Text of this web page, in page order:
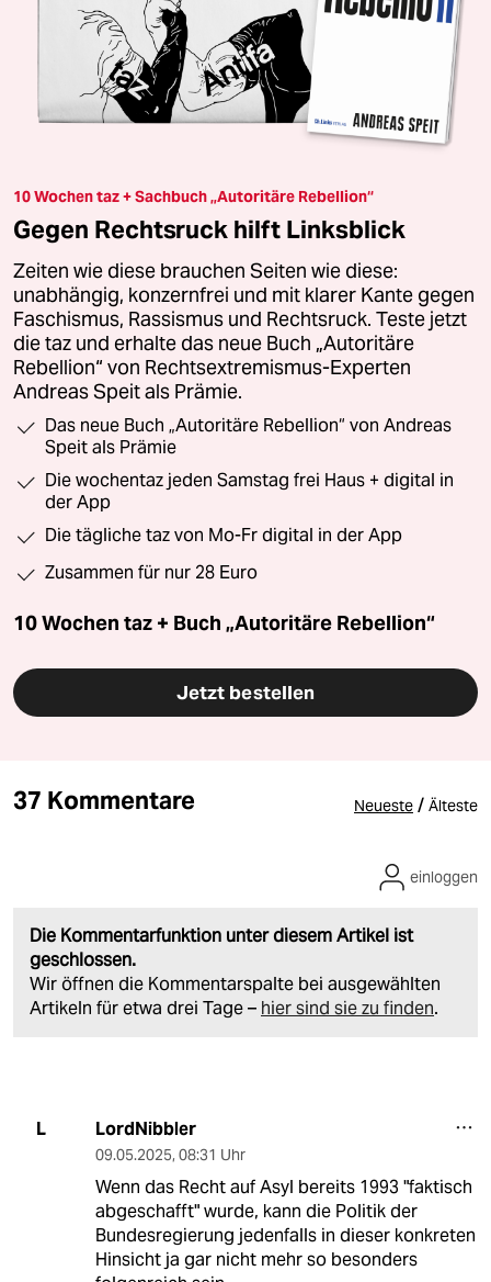
10 Wochen taz + Sachbuch „Autoritäre Rebellion“
Gegen Rechtsruck hilft Linksblick
Zeiten wie diese brauchen Seiten wie diese:
unabhängig, konzernfrei und mit klarer Kante gegen
Faschismus, Rassismus und Rechtsruck. Teste jetzt
die taz und erhalte das neue Buch „Autoritäre
Rebellion“ von Rechtsextremismus-Experten
Andreas Speit als Prämie.
Das neue Buch „Autoritäre Rebellion“ von Andreas
Speit als Prämie
Die wochentaz jeden Samstag frei Haus + digital in
der App
Die tägliche taz von Mo-Fr digital in der App
Zusammen für nur 28 Euro
10 Wochen taz + Buch „Autoritäre Rebellion“
Jetzt bestellen
37 Kommentare Neueste / Älteste
Die Kommentarfunktion unter diesem Artikel ist
geschlossen.
Wir öffnen die Kommentarspalte bei ausgewählten
Artikeln für etwa drei Tage – hier sind sie zu finden.
einloggen
L LordNibbler
09.05.2025, 08:31 Uhr
Wenn das Recht auf Asyl bereits 1993 "faktisch
abgeschafft" wurde, kann die Politik der
Bundesregierung jedenfalls in dieser konkreten
Hinsicht ja gar nicht mehr so besonders